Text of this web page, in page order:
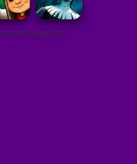
ADVERTISEMENT